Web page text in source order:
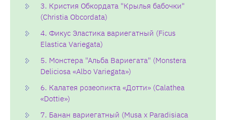
3. Кристия Обкордата "Крылья бабочки"
(Christia Obcordata)
4. Фикус Эластика вариегатный (Ficus
Elastica Variegata)
5. Монстера "Альба Вариегата" (Monstera
Deliciosa «Albo Variegata»)
6. Калатея розеопикта «Дотти» (Calathea
«Dottie»)
7. Банан вариегатный (Musa х Paradisiaca